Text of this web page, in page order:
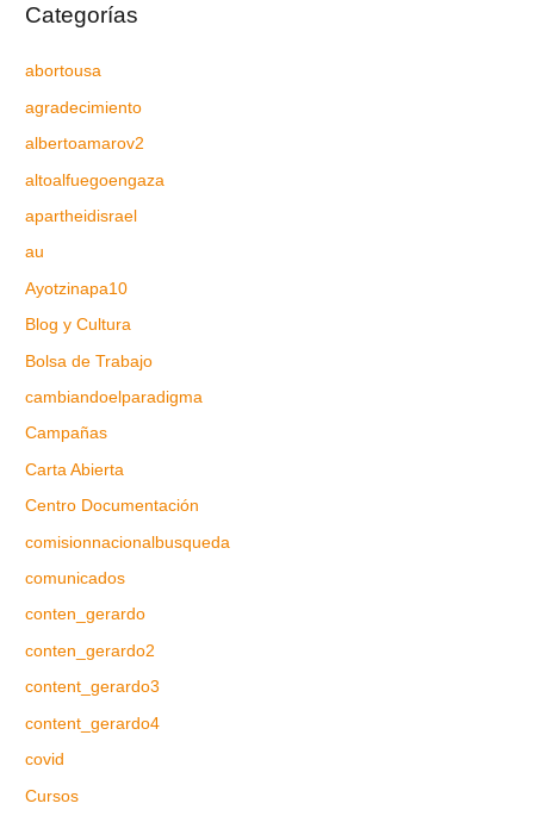
Categorías
abortousa
agradecimiento
albertoamarov2
altoalfuegoengaza
apartheidisrael
au
Ayotzinapa10
Blog y Cultura
Bolsa de Trabajo
cambiandoelparadigma
Campañas
Carta Abierta
Centro Documentación
comisionnacionalbusqueda
comunicados
conten_gerardo
conten_gerardo2
content_gerardo3
content_gerardo4
covid
Cursos